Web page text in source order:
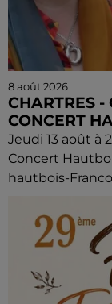
8 août 2026
CHARTRES -
CONCERT
Jeudi 13 août à
Concert
hautbois-